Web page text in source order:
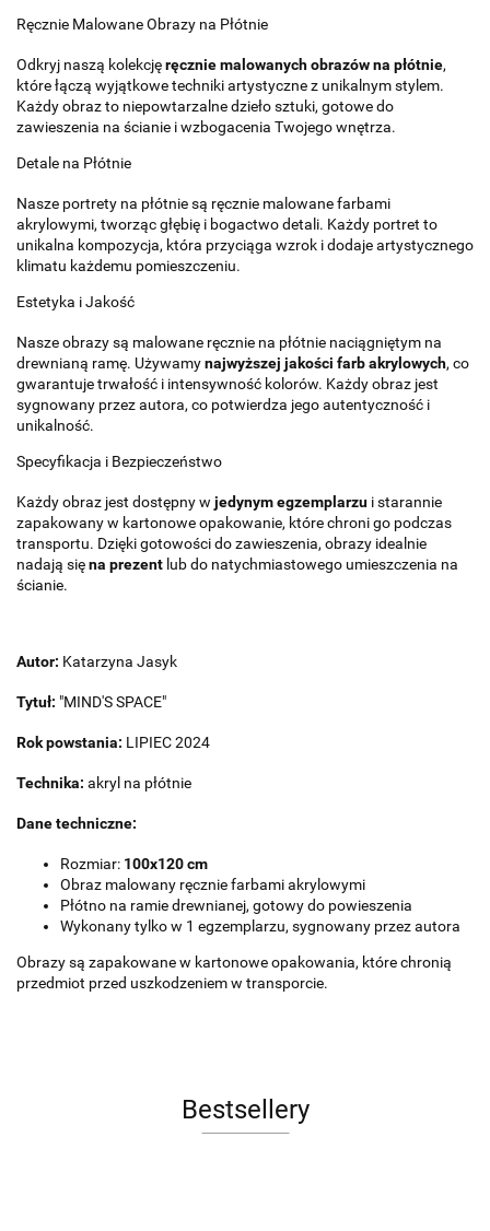
Ręcznie Malowane Obrazy na Płótnie
Odkryj naszą kolekcjęręcznie malowanych obrazów na płótnie,
które łączą wyjątkowe techniki artystyczne z unikalnym stylem.
Każdy obraz to niepowtarzalne dzieło sztuki, gotowe do
zawieszenia na ścianie i wzbogacenia Twojego wnętrza.
Detale na Płótnie
Nasze portrety na płótnie są ręcznie malowane farbami
akrylowymi, tworząc głębię i bogactwo detali. Każdy portret to
unikalna kompozycja, która przyciąga wzrok i dodaje artystycznego
klimatu każdemu pomieszczeniu.
Estetyka i Jakość
Nasze obrazy są malowane ręcznie na płótnie naciągniętym na
drewnianą ramę. Używamynajwyższej jakości farb akrylowych, co
gwarantuje trwałość i intensywność kolorów. Każdy obraz jest
sygnowany przez autora, co potwierdza jego autentyczność i
unikalność.
Specyfikacja i Bezpieczeństwo
Każdy obraz jest dostępny w jedynym egzemplarzu i starannie
zapakowany w kartonowe opakowanie, które chroni go podczas
transportu. Dzięki gotowości do zawieszenia, obrazy idealnie
nadają sięna prezent lub do natychmiastowego umieszczenia na
ścianie.
Autor: Katarzyna Jasyk
Tytuł: "MIND'S SPACE"
Rok powstania: LIPIEC 2024
Technika: akryl na płótnie
Dane techniczne:
Rozmiar: 100x120 cm
Obraz malowany ręcznie farbami akrylowymi
Płótno na ramie drewnianej, gotowy do powieszenia
Wykonany tylko w 1 egzemplarzu, sygnowany przez autora
Obrazy są zapakowane w kartonowe opakowania, które chronią
przedmiot przed uszkodzeniem w transporcie.
Bestsellery